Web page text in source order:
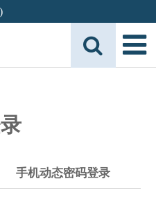
手机动态密码登录